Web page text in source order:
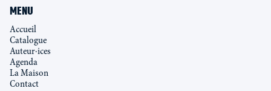
MENU
Accueil
Catalogue
Auteur·ices
Agenda
La Maison
Contact